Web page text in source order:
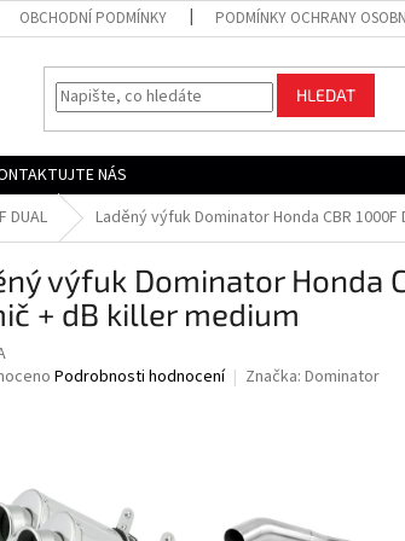
OBCHODNÍ PODMÍNKY PODMÍNKY OCHRANY
HLEDAT
NÁS
DUAL Laděný výfuk Dominator Honda CBR
výfuk Dominator Honda
+ dB killer medium
Podrobnosti hodnocení Značka: Dominator